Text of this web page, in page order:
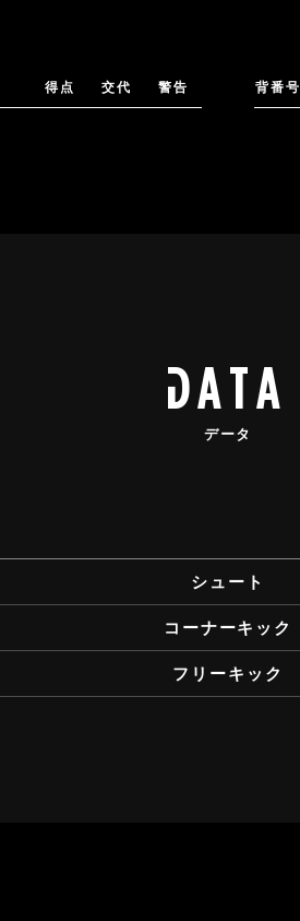
得点 交代 警告 背番号
data
データ
シュート
コーナーキック
フリーキック